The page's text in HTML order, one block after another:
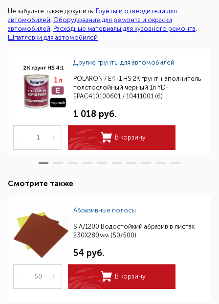
Не забудьте также докупить: Грунты и отвердители для
автомобилей, Оборудование для ремонта и окраски
автомобилей, Расходные материалы для кузовного ремонта,
Шпатлевки для автомобилей
Другие грунты для автомобилей
POLARON / E4+1 HS 2K грунт-наполнитель
толстослойный черный 1л YD-
EPAC410100601 / 10411001 (6)
1 018 руб.
– + В корзину
Смотрите также
Абразивные полосы
SIA/1200 Водостойкий абразив в листах
230Х280мм (50/500)
54 руб.
– + В корзину